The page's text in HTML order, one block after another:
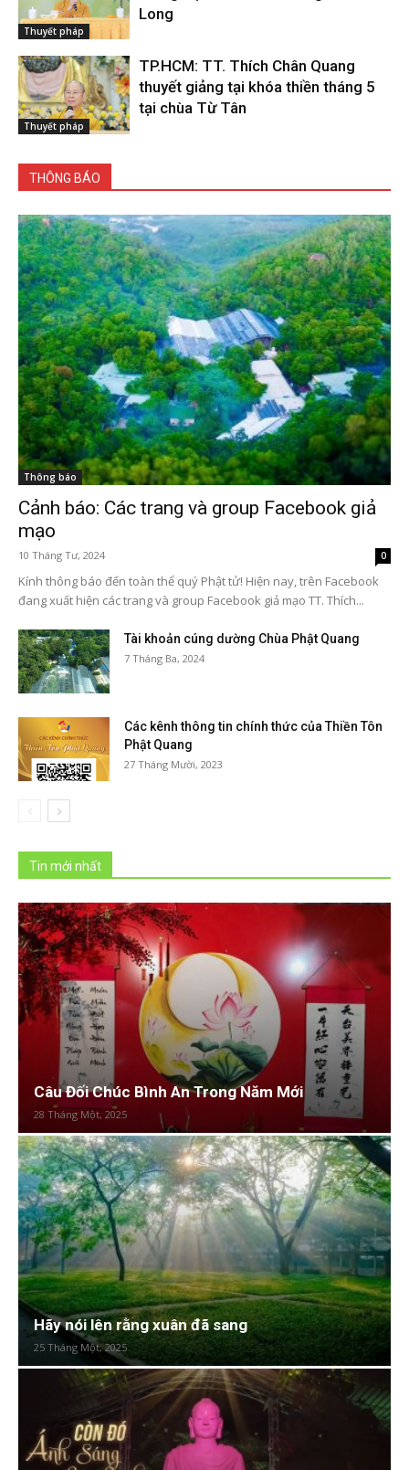
Thuyết pháp
Long
Thuyết pháp
TP.HCM: TT. Thích Chân Quang
thuyết giảng tại khóa thiền tháng 5
tại chùa Từ Tân
THÔNG BÁO
Thông báo
Cảnh báo: Các trang và group Facebook giả
mạo
10 Tháng Tư, 2024 0
Kính thông báo đến toàn thể quý Phật tử! Hiện nay, trên Facebook
đang xuất hiện các trang và group Facebook giả mạo TT. Thích...
Tài khoản cúng dường Chùa Phật Quang
7 Tháng Ba, 2024
Các kênh thông tin chính thức của Thiền Tôn
Phật Quang
27 Tháng Mười, 2023
Tin mới nhất
Câu Đối Chúc Bình An Trong Năm Mới
28 Tháng Một, 2025
Hãy nói lên rằng xuân đã sang
25 Tháng Một, 2025